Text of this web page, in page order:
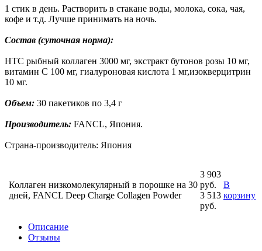
1 стик в день. Растворить в стакане воды, молока, сока, чая,
кофе и т.д. Лучше принимать на ночь.
Состав (суточная норма):
HTC рыбный коллаген 3000 мг, экстракт бутонов розы 10 мг,
витамин C 100 мг, гиалуроновая кислота 1 мг,изокверцитрин
10 мг.
Объем: 30 пакетиков по 3,4 г
Производитель: FANCL, Япония.
Страна-производитель: Япония
Коллаген низкомолекулярный в порошке на 30
дней, FANCL Deep Charge Collagen Powder
3 903
руб.
3 513
руб.
В
корзину
Описание
Отзывы